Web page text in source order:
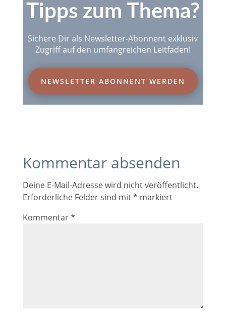
Tipps zum Thema?
Sichere Dir als Newsletter-Abonnent exklusiv
Zugriff auf den umfangreichen Leitfaden!
NEWSLETTER ABONNENT WERDEN
Kommentar absenden
Deine E-Mail-Adresse wird nicht veröffentlicht.
Erforderliche Felder sind mit* markiert
Kommentar*